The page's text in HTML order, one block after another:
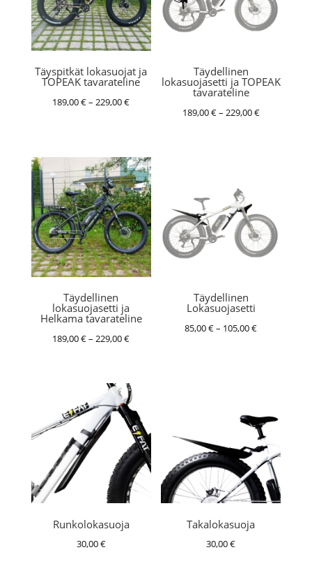
Täyspitkät lokasuojat ja
TOPEAK tavarateline
189,00€– 229,00€Hintaluokka:
229,00 €
Täydellinen
lokasuojasetti ja TOPEAK
tavarateline
189,00€– 229,00€Hintaluokka:
Täydellinen
lokasuojasetti ja
Helkama tavarateline
189,00€– 229,00€Hintaluokka:
229,00 €
Täydellinen
Lokasuojasetti
85,00€– 105,00€Hintaluokka:
Runkolokasuoja
30,00€
Takalokasuoja
30,00€